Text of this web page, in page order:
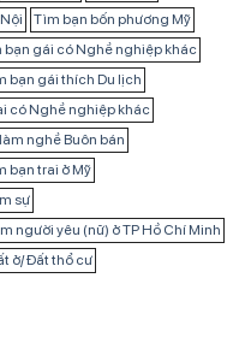
Tìm bạn bốn phương Mỹ
bạn gái có Nghề nghiệp khác
bạn gái thích Du lịch
có Nghề nghiệp khác
nghề Buôn bán
bạn trai ở Mỹ
sự
người yêu (nữ) ở TP Hồ Chí Minh
ở/ Đất thổ cư